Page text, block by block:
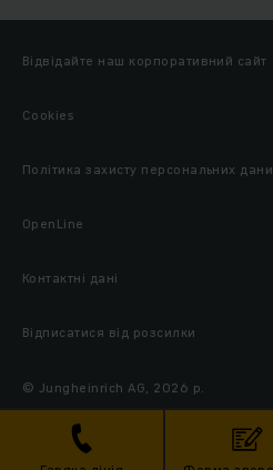
Відвідайте наш корпоративний сайт
Cookies
Політика захисту персональних
OpenLine
Контактні дані
Відписатися від розсилки
© Jungheinrich AG, 2026 р.